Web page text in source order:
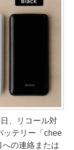
、リコール対
ッテリー「chee
の連絡または